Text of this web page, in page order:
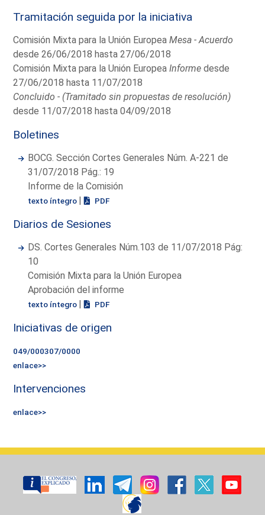
Tramitación seguida por la iniciativa
Comisión Mixta para la Unión EuropeaMesa - Acuerdo
desde 26/06/2018 hasta 27/06/2018
Comisión Mixta para la Unión EuropeaInforme desde
27/06/2018 hasta 11/07/2018
Concluido - (Tramitado sin propuestas de resolución)
desde 11/07/2018 hasta 04/09/2018
Boletines
BOCG. Sección Cortes Generales Núm. A-221 de
31/07/2018 Pág.: 19
Informe de la Comisión
texto íntegro | PDF
Diarios de Sesiones
DS. Cortes Generales Núm.103 de 11/07/2018 Pág:
10
Comisión Mixta para la Unión Europea
Aprobación del informe
texto íntegro | PDF
Iniciativas de origen
049/000307/0000
enlace>>
Intervenciones
enlace>>